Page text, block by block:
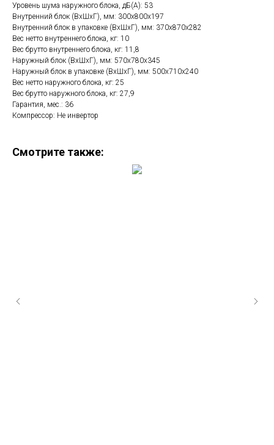
Уровень шума наружного блока, дБ(A): 53
Внутренний блок (ВхШхГ), мм: 300х800х197
Внутренний блок в упаковке (ВхШхГ), мм: 370х870х282
Вес нетто внутреннего блока, кг: 10
Вес брутто внутреннего блока, кг: 11,8
Наружный блок (ВхШхГ), мм: 570х780х345
Наружный блок в упаковке (ВхШхГ), мм: 500х710х240
Вес нетто наружного блока, кг: 25
Вес брутто наружного блока, кг: 27,9
Гарантия, мес.: 36
Компрессор: Не инвертор
Смотрите также: